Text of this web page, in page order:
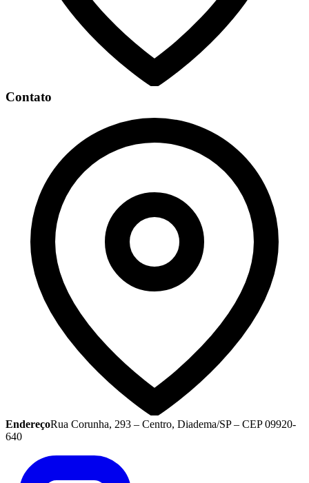
Contato
EndereçoRua Corunha, 293 – Centro, Diadema/SP – CEP 09920-
640